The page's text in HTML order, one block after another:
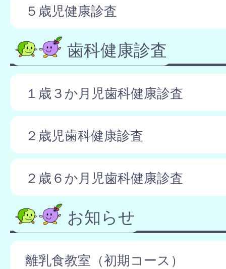
５歳児健康診査
歯科健康診査
１歳３か月児歯科健康診査
２歳児歯科健康診査
２歳６か月児歯科健康診査
お知らせ
離乳食教室（初期コース）